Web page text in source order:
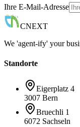
Ihre E-Mail-Adresse
CNEXT
We 'agent-ify' your
Standorte
Eigerplatz 4
3007 Bern
Bruechli 1
6072 Sachseln